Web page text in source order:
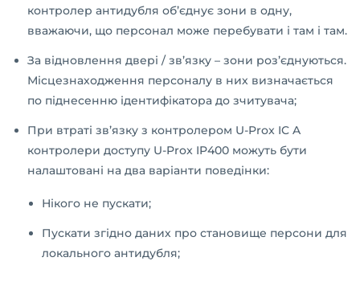
контролер антидубля об’єднує зони в одну,
вважаючи, що персонал може перебувати і там і там.
За відновлення двері / зв’язку – зони роз’єднуються.
Місцезнаходження персоналу в них визначається
по піднесенню ідентифікатора до зчитувача;
При втраті зв’язку з контролером U-Prox IC A
контролери доступу U-Prox IP400 можуть бути
налаштовані на два варіанти поведінки:
Нікого не пускати;
Пускати згідно даних про становище персони для
локального антидубля;